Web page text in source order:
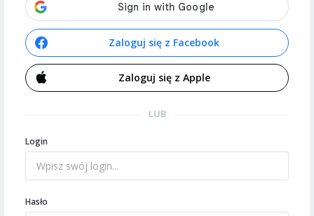
Zaloguj się z Facebook
Zaloguj się z Apple
LUB
Login
Hasło